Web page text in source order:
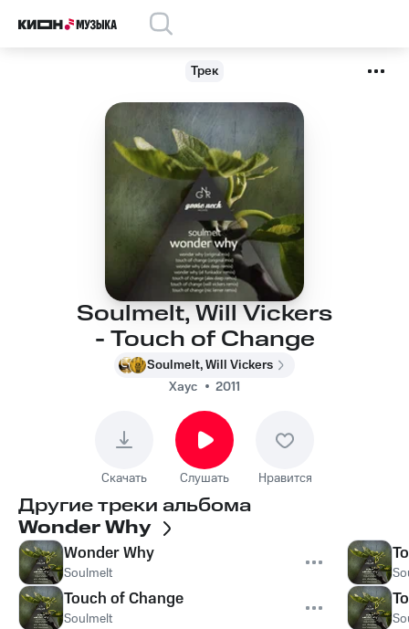
Трек
Soulmelt, Will Vickers
- Touch of Change
Soulmelt, Will Vickers
Хаус
2011
Скачать Слушать Нравится
Другие треки альбома
Wonder Why
Wonder Why
Soulmelt
Touch of Change
Soulmelt